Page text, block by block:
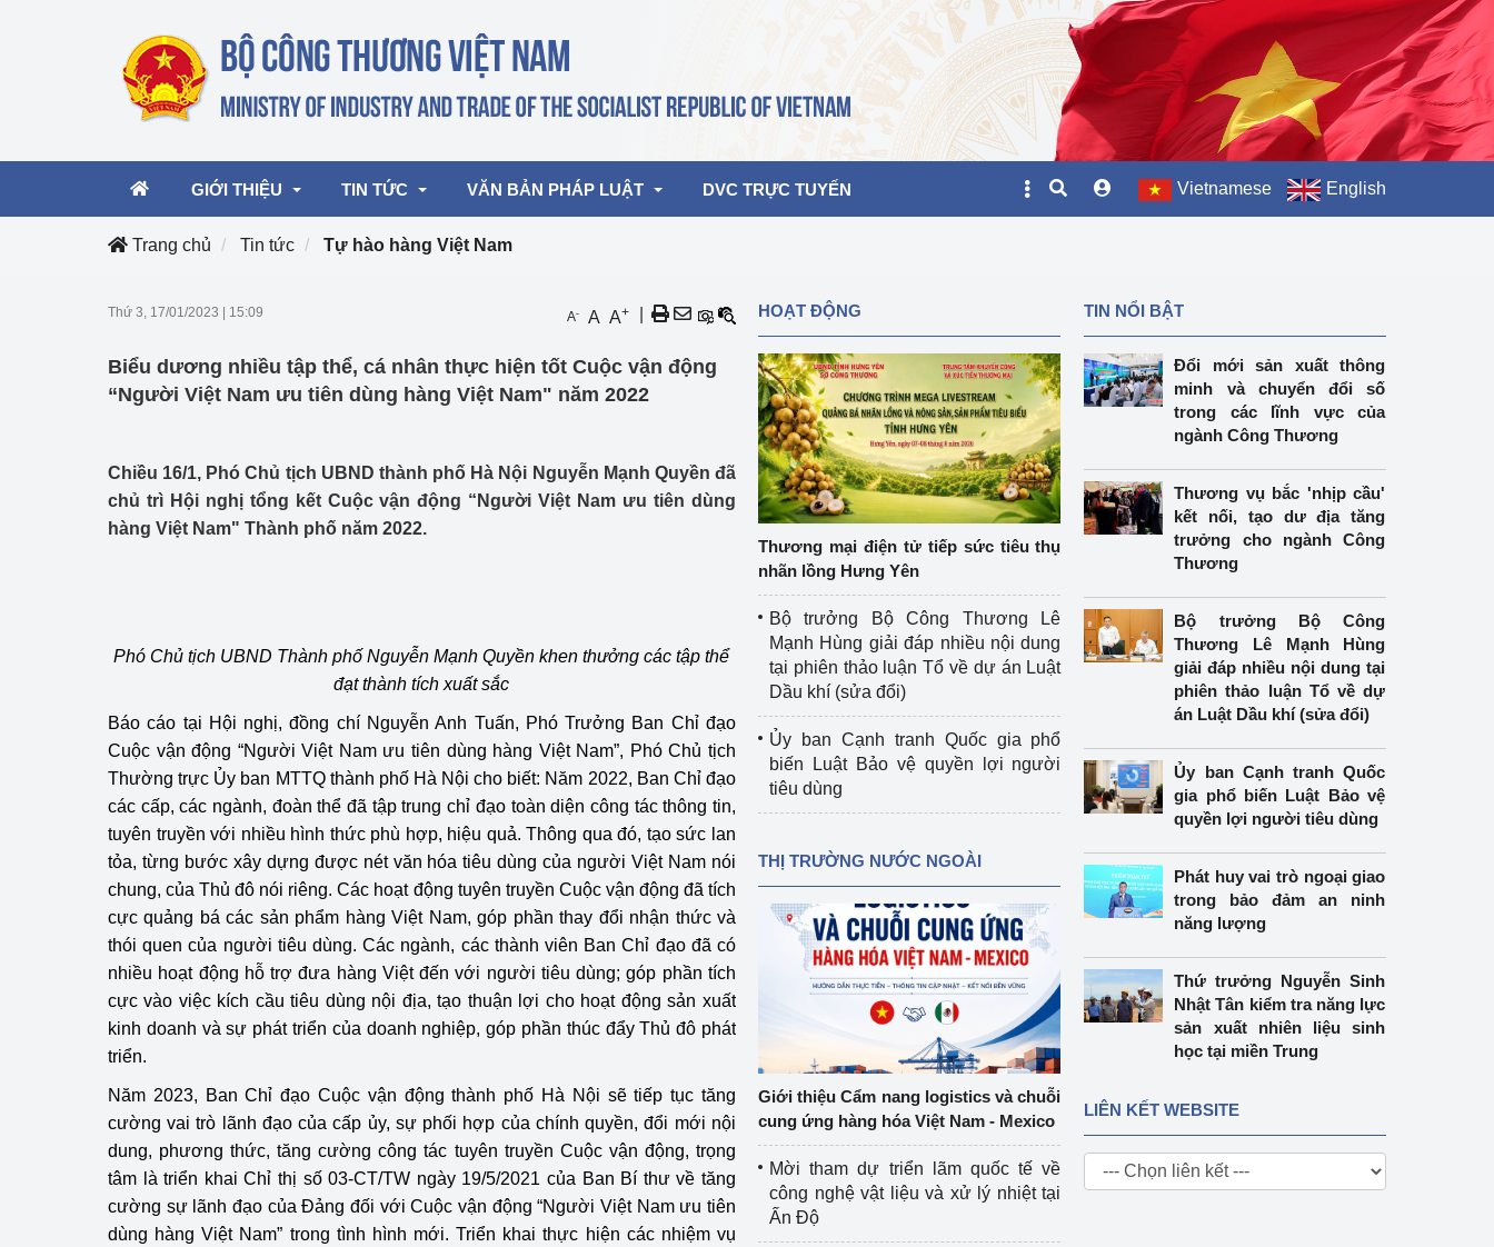
GIỚI THIỆU
Cơ cấu tổ chức
TIN TỨC
Hoạt động của Lãnh đạo Bộ
mại, Dịch vụ Việt Nam 2026
Hoạt động của Bộ trưởng
Công Thương - Công luận
Họp báo
Bản tin Thị trường Nông Lâm Thủy sản
Phát triển bền vững
Tổ chức kiểm định
Tổ chức kiểm định kỹ thuật an toàn lao
động thuộc thẩm quyền quản lý của
Bộ Công Thương
Tổ chức được cấp GCN đăng ký, hoạt
động kiểm định thiết bị, dụng cụ điện
làm việc ở môi trường không có nguy
hiểm khí, bụi nổ
Cơ sở sản xuất, sửa chữa chai chứa
LPG
Tổ chức huấn luyện, bồi dưỡng
nghiệp vụ kiểm định kỹ thuật an toàn
Văn hóa ngành Công Thương
Tái cơ cấu ngành Công Thương
Quản lý thị trường
Sử dụng năng lượng tiết kiệm và
hiệu quả
Hiệu quả năng lượng
tạo
Thông báo
Bảo vệ môi trường Video bảo vệ môi trường
Album ảnh bảo vệ môi trường
Bảo vệ nền tảng tư tưởng của Đảng
VĂN BẢN PHÁP LUẬT
Văn bản hợp nhất
DVC TRỰC TUYẾN Vietnamese English
Trang chủ Tin tức Tự hào hàng Việt Nam
Thứ 3, 17/01/2023 15:09 A- A A+
Biểu dương nhiều tập thể, cá nhân thực hiện tốt Cuộc vận động
“Người Việt Nam ưu tiên dùng hàng Việt Nam" năm 2022
Chiều 16/1, Phó Chủ tịch UBND thành phố Hà Nội Nguyễn Mạnh Quyền đã
chủ trì Hội nghị tổng kết Cuộc vận động “Người Việt Nam ưu tiên dùng
hàng Việt Nam" Thành phố năm 2022.
Phó Chủ tịch UBND Thành phố Nguyễn Mạnh Quyền khen thưởng các tập thể
đạt thành tích xuất sắc
Báo cáo tại Hội nghị, đồng chí Nguyễn Anh Tuấn, Phó Trưởng Ban Chỉ đạo
Cuộc vận động “Người Việt Nam ưu tiên dùng hàng Việt Nam”, Phó Chủ tịch
Thường trực Ủy ban MTTQ thành phố Hà Nội cho biết: Năm 2022, Ban Chỉ đạo
các cấp, các ngành, đoàn thể đã tập trung chỉ đạo toàn diện công tác thông tin,
tuyên truyền với nhiều hình thức phù hợp, hiệu quả. Thông qua đó, tạo sức lan
tỏa, từng bước xây dựng được nét văn hóa tiêu dùng của người Việt Nam nói
chung, của Thủ đô nói riêng. Các hoạt động tuyên truyền Cuộc vận động đã tích
cực quảng bá các sản phẩm hàng Việt Nam, góp phần thay đổi nhận thức và
thói quen của người tiêu dùng. Các ngành, các thành viên Ban Chỉ đạo đã có
nhiều hoạt động hỗ trợ đưa hàng Việt đến với người tiêu dùng; góp phần tích
cực vào việc kích cầu tiêu dùng nội địa, tạo thuận lợi cho hoạt động sản xuất
kinh doanh và sự phát triển của doanh nghiệp, góp phần thúc đẩy Thủ đô phát
triển.
Năm 2023, Ban Chỉ đạo Cuộc vận động thành phố Hà Nội sẽ tiếp tục tăng
cường vai trò lãnh đạo của cấp ủy, sự phối hợp của chính quyền, đổi mới nội
dung, phương thức, tăng cường công tác tuyên truyền Cuộc vận động, trọng
tâm là triển khai Chỉ thị số 03-CT/TW ngày 19/5/2021 của Ban Bí thư về tăng
cường sự lãnh đạo của Đảng đối với Cuộc vận động “Người Việt Nam ưu tiên
dùng hàng Việt Nam” trong tình hình mới. Triển khai thực hiện các nhiệm vụ
HOẠT ĐỘNG
Thương mại điện tử tiếp sức tiêu thụ
nhãn lồng Hưng Yên
Bộ trưởng Bộ Công Thương Lê
Mạnh Hùng giải đáp nhiều nội dung
tại phiên thảo luận Tổ về dự án Luật
Dầu khí (sửa đổi)
Ủy ban Cạnh tranh Quốc gia phổ
biến Luật Bảo vệ quyền lợi người
tiêu dùng
THỊ TRƯỜNG NƯỚC NGOÀI
Giới thiệu Cẩm nang logistics và chuỗi
cung ứng hàng hóa Việt Nam - Mexico
Mời tham dự triển lãm quốc tế về
công nghệ vật liệu và xử lý nhiệt tại
Ấn Độ
TIN NỔI BẬT
Đổi mới sản xuất thông
minh và chuyển đổi số
trong các lĩnh vực của
ngành Công Thương
Thương vụ bắc 'nhịp cầu'
kết nối, tạo dư địa tăng
trưởng cho ngành Công
Thương
Bộ trưởng Bộ Công
Thương Lê Mạnh Hùng
giải đáp nhiều nội dung tại
phiên thảo luận Tổ về dự
án Luật Dầu khí (sửa đổi)
Ủy ban Cạnh tranh Quốc
gia phổ biến Luật Bảo vệ
quyền lợi người tiêu dùng
Phát huy vai trò ngoại giao
trong bảo đảm an ninh
năng lượng
Thứ trưởng Nguyễn Sinh
Nhật Tân kiểm tra năng lực
sản xuất nhiên liệu sinh
học tại miền Trung
LIÊN KẾT WEBSITE